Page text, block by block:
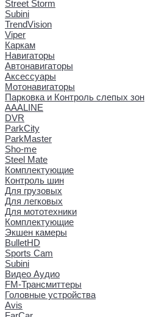
Street Storm
Subini
TrendVision
Viper
Каркам
Навигаторы
Автонавигаторы
Аксессуары
Мотонавигаторы
Парковка и Контроль слепых зон
AAALINE
DVR
ParkCity
ParkMaster
Sho-me
Steel Mate
Комплектующие
Контроль шин
Для грузовых
Для легковых
Для мототехники
Комплектующие
Экшен камеры
BulletHD
Sports Cam
Subini
Видео Аудио
FM-Трансмиттеры
Головные устройства
Avis